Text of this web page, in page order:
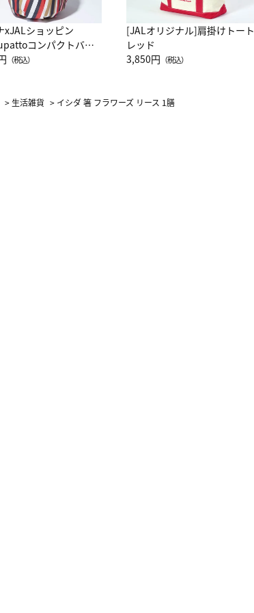
xJALショッピン
コンパクトバッ
JAL客室乗務員
（税込）
[JALオリジナル]肩掛けトート
レッド
3,850円 （税込）
> 生活雑貨 > イシダ 箸 フラワーズ リース 1膳